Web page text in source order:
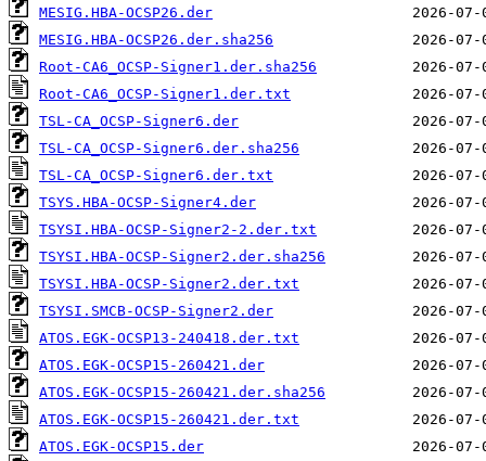
MESIG.HBA-OCSP26.der
MESIG.HBA-OCSP26.der.sha256
Root-CA6_OCSP-Signer1.der.sha256
Root-CA6_OCSP-Signer1.der.txt
TSL-CA_OCSP-Signer6.der
TSL-CA_OCSP-Signer6.der.sha256
TSL-CA_OCSP-Signer6.der.txt
TSYS.HBA-OCSP-Signer4.der
TSYSI.HBA-OCSP-Signer2-2.der.txt
TSYSI.HBA-OCSP-Signer2.der.sha256
TSYSI.HBA-OCSP-Signer2.der.txt
TSYSI.SMCB-OCSP-Signer2.der
ATOS.EGK-OCSP13-240418.der.txt
ATOS.EGK-OCSP15-260421.der
ATOS.EGK-OCSP15-260421.der.sha256
ATOS.EGK-OCSP15-260421.der.txt
ATOS.EGK-OCSP15.der